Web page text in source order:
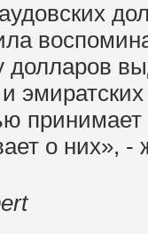
долларов
принимает
о них», -